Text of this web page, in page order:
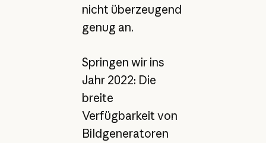
nicht überzeugend
genug an.
Springen wir ins
Jahr 2022: Die
breite
Verfügbarkeit von
Bildgeneratoren